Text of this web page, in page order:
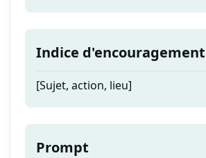
Indice d'encouragement
[Sujet, action, lieu]
Prompt